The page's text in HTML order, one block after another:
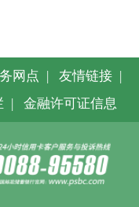
网点 友情链接
金融许可证信息